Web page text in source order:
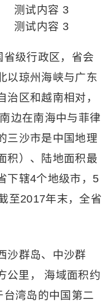
测试内容 3
测试内容 3
省级行政区，省会
以琼州海峡与广东
区和越南相对，
边在南海中与菲律
三沙市是中国地理
积）、陆地面积最
下辖4个地级市，5
至2017年末，全省
沙群岛、中沙群
公里， 海域面积约
湾岛的中国第二